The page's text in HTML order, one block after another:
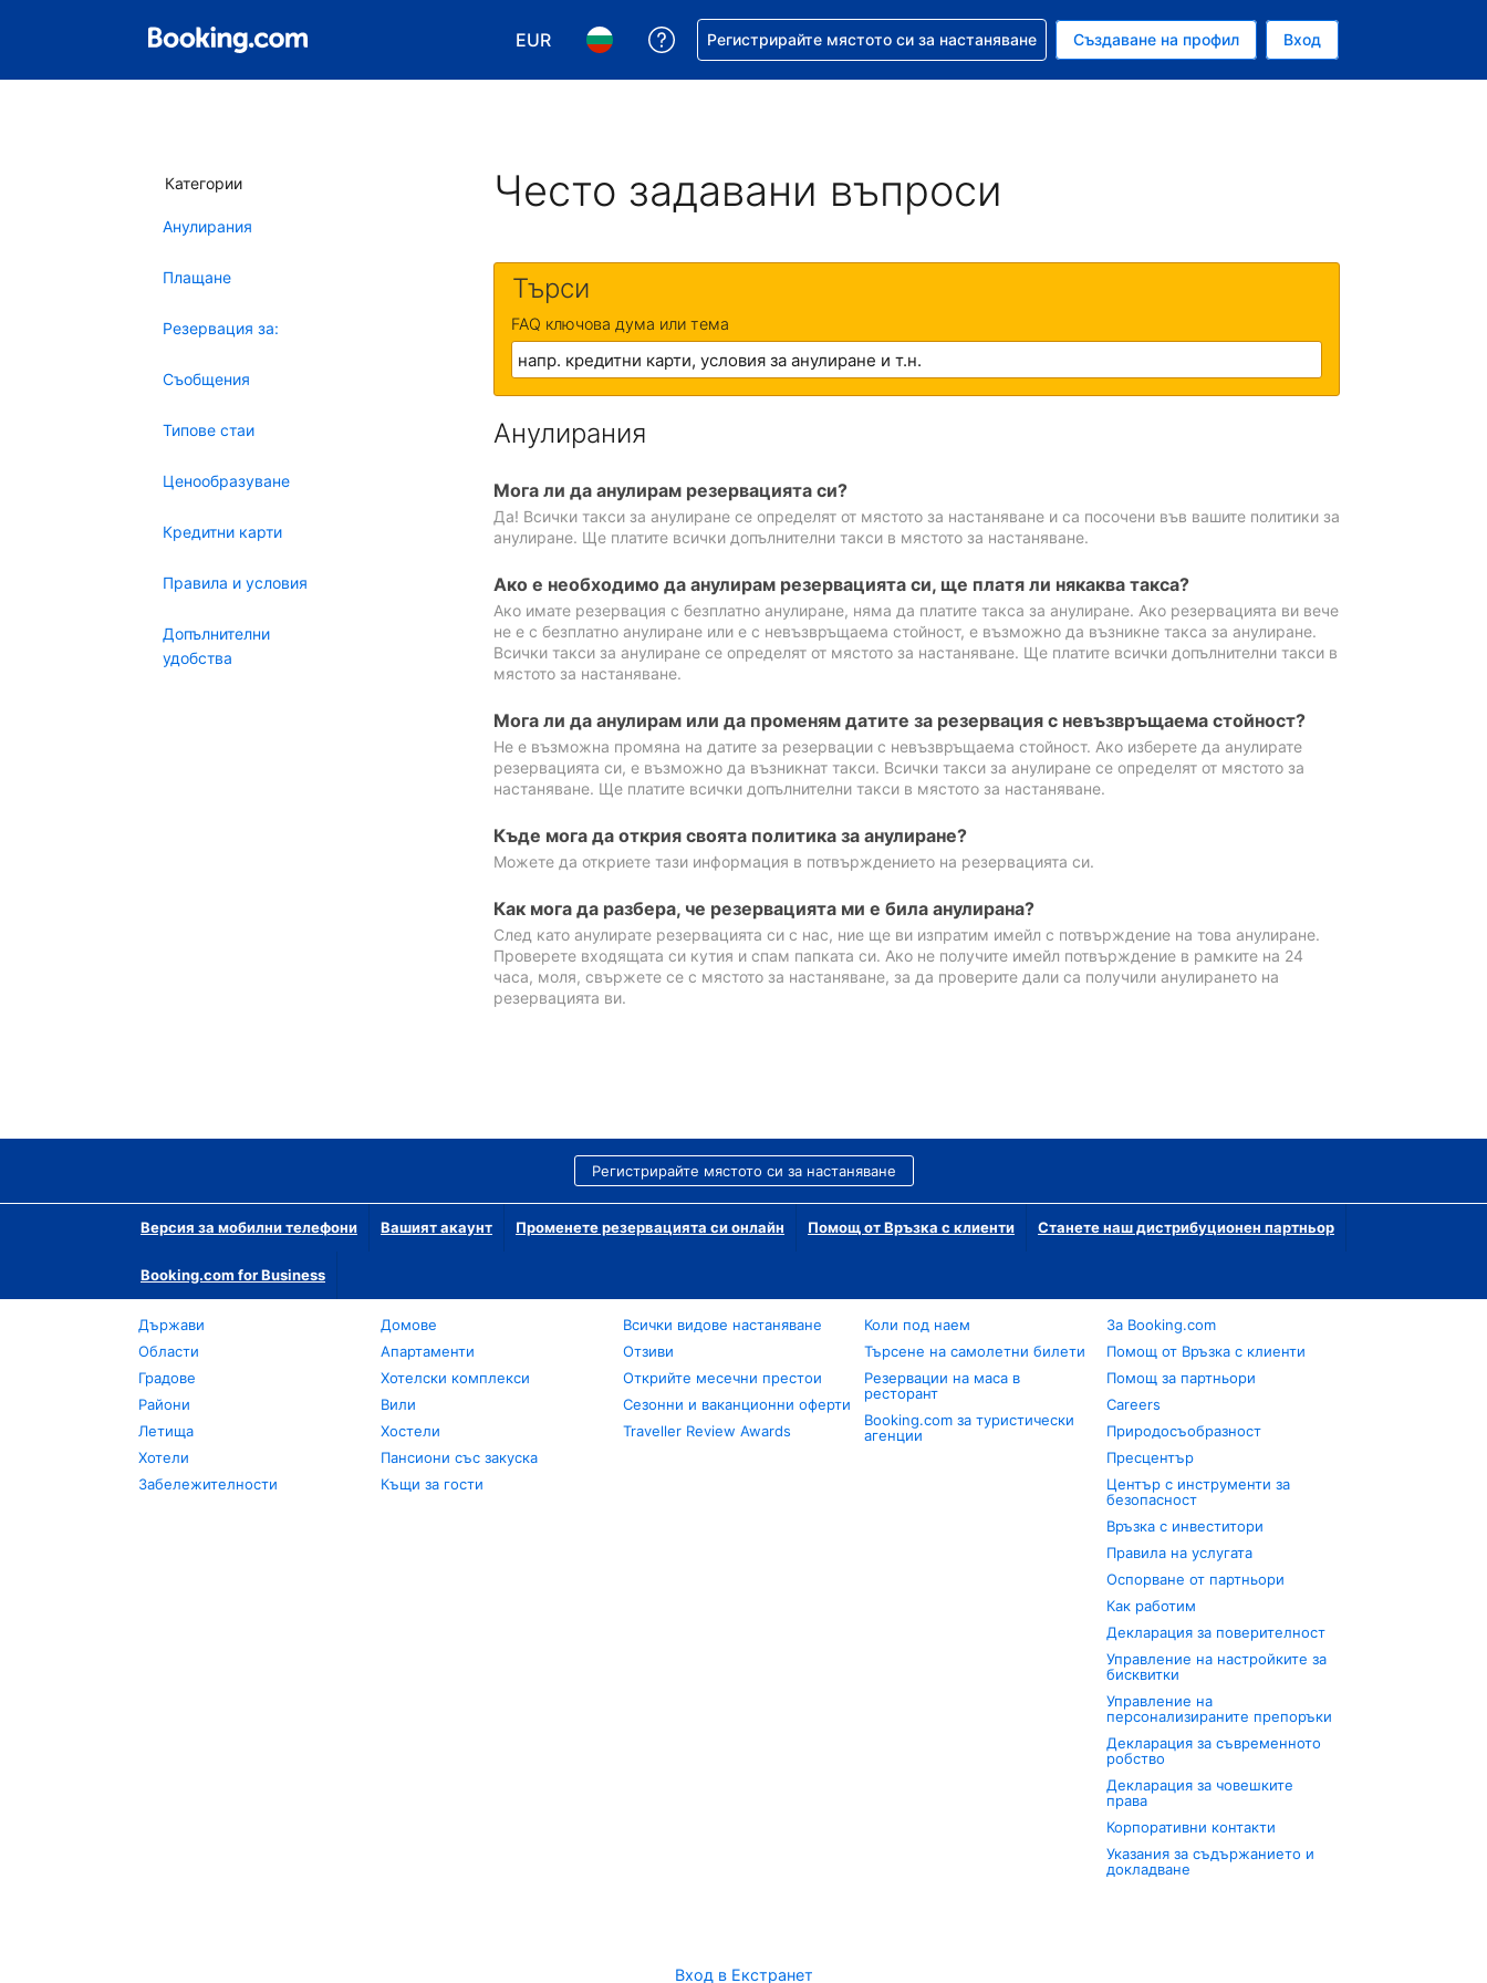
EUR
Избор на валута. Избрана валута - Евро
Избор на език. Избран език - Български
Помощ с резервацията ви
Регистрирайте мястото си за настаняване Създаване на профил Вход
Категории
Анулирания
Плащане
Резервация за:
Съобщения
Типове стаи
Ценообразуване
Кредитни карти
Правила и условия
Допълнителни
удобства
Често задавани въпроси
Търси
FAQ ключова дума или тема
Анулирания
Мога ли да анулирам резервацията си?
Да! Всички такси за анулиране се определят от мястото за настаняване и са посочени във вашите политики за
анулиране. Ще платите всички допълнителни такси в мястото за настаняване.
Ако е необходимо да анулирам резервацията си, ще платя ли някаква такса?
Ако имате резервация с безплатно анулиране, няма да платите такса за анулиране. Ако резервацията ви вече
не е с безплатно анулиране или е с невъзвръщаема стойност, е възможно да възникне такса за анулиране.
Всички такси за анулиране се определят от мястото за настаняване. Ще платите всички допълнителни такси в
мястото за настаняване.
Мога ли да анулирам или да променям датите за резервация с невъзвръщаема стойност?
Не е възможна промяна на датите за резервации с невъзвръщаема стойност. Ако изберете да анулирате
резервацията си, е възможно да възникнат такси. Всички такси за анулиране се определят от мястото за
настаняване. Ще платите всички допълнителни такси в мястото за настаняване.
Къде мога да открия своята политика за анулиране?
Можете да откриете тази информация в потвърждението на резервацията си.
Как мога да разбера, че резервацията ми е била анулирана?
След като анулирате резервацията си с нас, ние ще ви изпратим имейл с потвърждение на това анулиране.
Проверете входящата си кутия и спам папката си. Ако не получите имейл потвърждение в рамките на 24
часа, моля, свържете се с мястото за настаняване, за да проверите дали са получили анулирането на
резервацията ви.
Регистрирайте мястото си за настаняване
Версия за мобилни телефони Вашият акаунт Променете резервацията си онлайн Помощ от Връзка с клиенти Станете наш дистрибуционен партньор
Booking.com for Business
Държави
Области
Градове
Райони
Летища
Хотели
Забележителности
Домове
Апартаменти
Хотелски комплекси
Вили
Хостели
Пансиони със закуска
Къщи за гости
Всички видове настаняване
Отзиви
Открийте месечни престои
Сезонни и ваканционни оферти
Traveller Review Awards
Коли под наем
Търсене на самолетни билети
Резервации на маса в
ресторант
Booking.com за туристически
агенции
За Booking.com
Помощ от Връзка с клиенти
Помощ за партньори
Careers
Природосъобразност
Пресцентър
Център с инструменти за
безопасност
Връзка с инвеститори
Правила на услугата
Оспорване от партньори
Как работим
Декларация за поверителност
Управление на настройките за
бисквитки
Управление на
персонализираните препоръки
Декларация за съвременното
робство
Декларация за човешките
права
Корпоративни контакти
Указания за съдържанието и
докладване
Вход в Екстранет